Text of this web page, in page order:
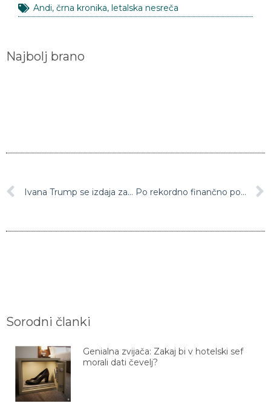
Andi, črna kronika, letalska nesreča
Najbolj brano
Ivana Trump se izdaja za prvo damo Po rekordno finančno pogačo tudi Serena
Sorodni članki
Genialna zvijača: Zakaj bi v hotelski sef
morali dati čevelj?